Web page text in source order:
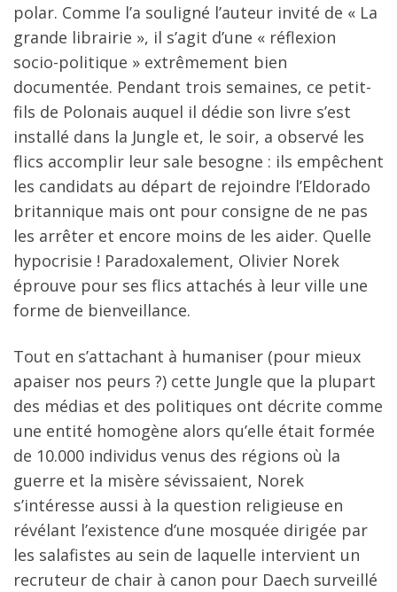
polar. Comme l’a souligné l’auteur invité de « La
grande librairie », il s’agit d’une « réflexion
socio-politique » extrêmement bien
documentée. Pendant trois semaines, ce petit-
fils de Polonais auquel il dédie son livre s’est
installé dans la Jungle et, le soir, a observé les
flics accomplir leur sale besogne : ils empêchent
les candidats au départ de rejoindre l’Eldorado
britannique mais ont pour consigne de ne pas
les arrêter et encore moins de les aider. Quelle
hypocrisie ! Paradoxalement, Olivier Norek
éprouve pour ses flics attachés à leur ville une
forme de bienveillance.
Tout en s’attachant à humaniser (pour mieux
apaiser nos peurs ?) cette Jungle que la plupart
des médias et des politiques ont décrite comme
une entité homogène alors qu’elle était formée
de 10.000 individus venus des régions où la
guerre et la misère sévissaient, Norek
s’intéresse aussi à la question religieuse en
révélant l’existence d’une mosquée dirigée par
les salafistes au sein de laquelle intervient un
recruteur de chair à canon pour Daech surveillé